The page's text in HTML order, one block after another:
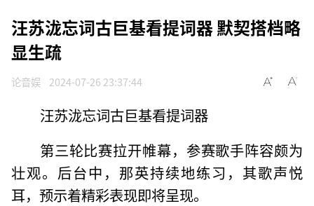
汪苏泷忘词古巨基看提词器 默契搭档略
显生疏
论音娱 2024-07-26 23:37:44
汪苏泷忘词古巨基看提词器
第三轮比赛拉开帷幕，参赛歌手阵容颇为
壮观。后台中，那英持续地练习，其歌声悦
耳，预示着精彩表现即将呈现。